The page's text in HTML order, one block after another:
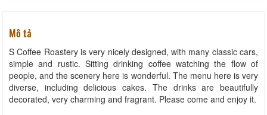
Mô tả
S Coffee Roastery is very nicely designed, with many classic cars,
simple and rustic. Sitting drinking coffee watching the flow of
people, and the scenery here is wonderful. The menu here is very
diverse, including delicious cakes. The drinks are beautifully
decorated, very charming and fragrant. Please come and enjoy it.